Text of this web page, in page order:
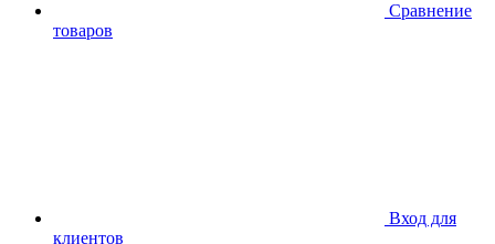
Сравнение
товаров
Вход для
клиентов